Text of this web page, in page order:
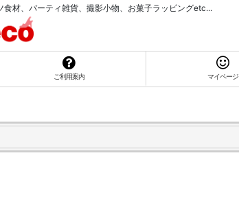
材、パーティ雑貨、撮影小物、お菓子ラッピングetc...
ご利用案内 マイページ